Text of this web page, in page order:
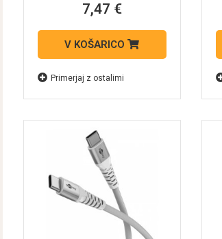
podatkovni in polnilni
7,47 €
V KOŠARICO
Primerjaj z ostalimi